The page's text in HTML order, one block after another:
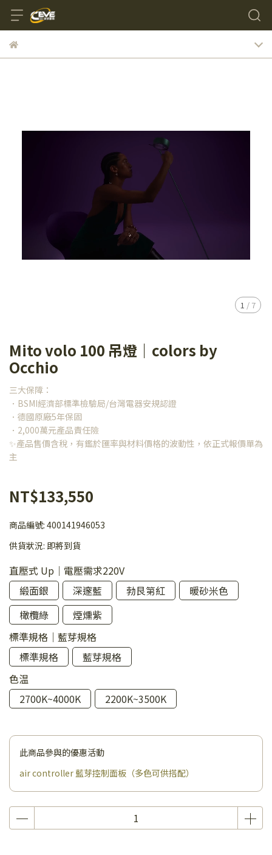
1 / 7
Mito volo 100 吊燈｜colors by
Occhio
三大保障：
．BSMI經濟部標準檢驗局/台灣電器安規認證
．德國原廠5年保固
．2,000萬元產品責任險
✨產品售價含稅，有鑑於匯率與材料價格的波動性，依正式報價單為
主
NT$133,550
商品編號: 400141946053
供貨狀況: 即將到貨
直壓式 Up｜電壓需求220V
緞面銀
深邃藍 勃艮第紅
暖砂米色
橄欖綠
煙燻紫
標準規格｜藍芽規格
標準規格
藍芽規格
色温
2700K~4000K
2200K~3500K
此商品參與的優惠活動
air controller 藍芽控制面板（多色可供搭配）